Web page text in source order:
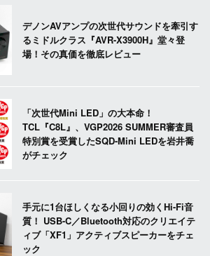
デノンAVアンプの次世代サウンドを牽引す
るミドルクラス『AVR-X3900H』堂々登
場！その真価を徹底レビュー
「次世代Mini LED」の大本命！
TCL『C8L』、VGP2026 SUMMER審査員
特別賞を受賞したSQD-Mini LEDを岩井喬
がチェック
手元に1台ほしくなる小回りの効くHi-Fi音
質！ USB-C／Bluetooth対応のクリエイテ
ィブ「XF1」アクティブスピーカーをチェ
ック